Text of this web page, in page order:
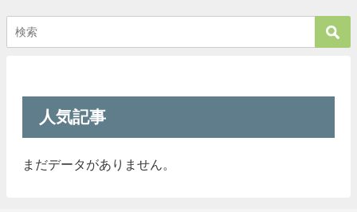
人気記事
まだデータがありません。